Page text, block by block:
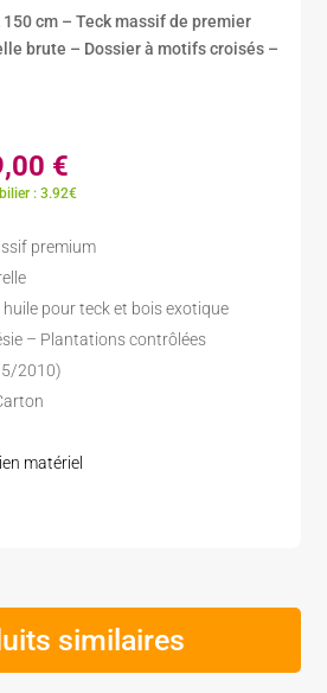
cm – Teck massif de premier
brute – Dossier à motifs croisés –
:
€.
€
prix
est :
: 3.92€
premium
huile pour teck et bois exotique
– Plantations contrôlées
2010)
matériel
similaires